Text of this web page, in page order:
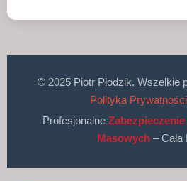
© 2025 Piotr Płodzik. Wszelkie
Polityka Prywatności
Profesjonalne
Masowych –